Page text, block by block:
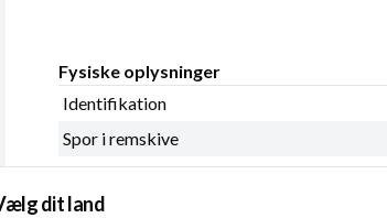
Fysiske oplysninger
Identifikation
Spor i remskive
Regulatortype
Remstrammerhul 1
dit land